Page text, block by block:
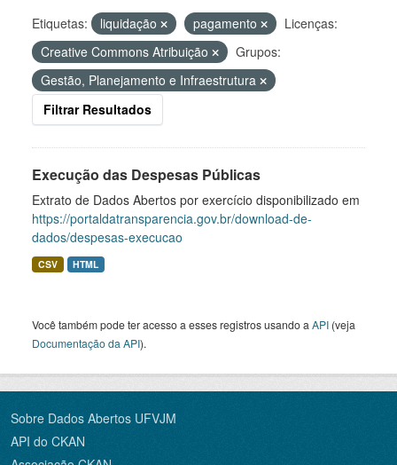
Etiquetas: liquidação pagamento
Licenças:
Creative Commons Atribuição
Grupos:
Gestão, Planejamento e Infraestrutura
Filtrar Resultados
Execução das Despesas Públicas
Extrato de Dados Abertos por exercício disponibilizado em
https://portaldatransparencia.gov.br/download-de-
dados/despesas-execucao
CSV HTML
Você também pode ter acesso a esses registros usando a API (veja
Documentação da API).
Sobre Dados Abertos UFVJM
API do CKAN